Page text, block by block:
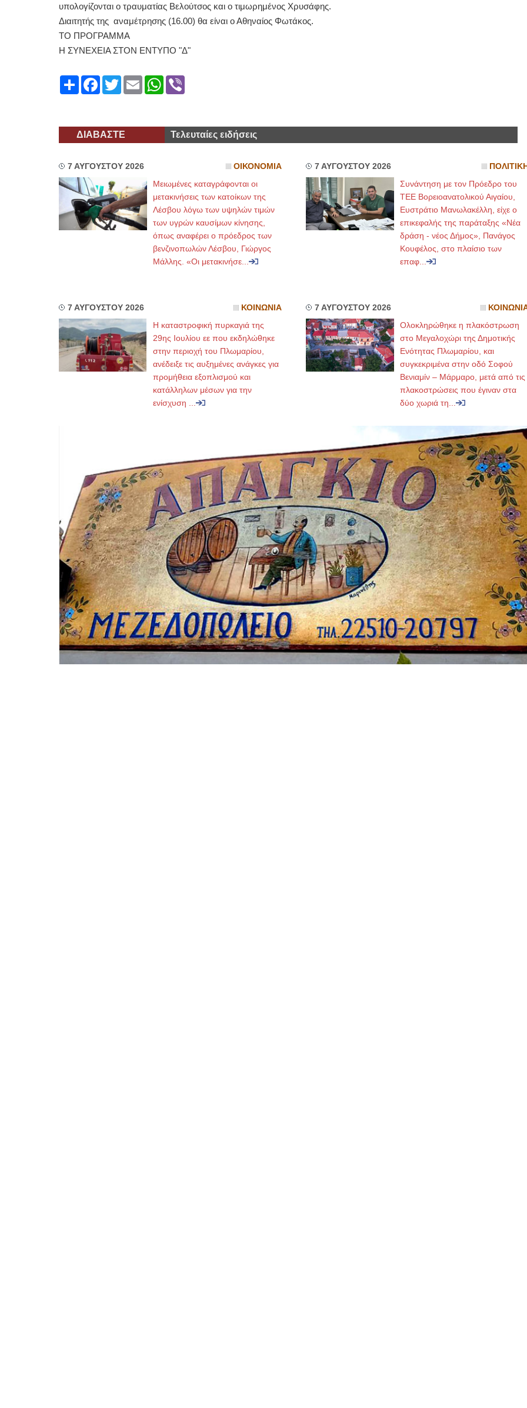
υπολογίζονται ο τραυματίας Βελούτσος και ο τιμωρημένος Χρυσάφης.
Διαιτητής της αναμέτρησης (16.00) θα είναι ο Αθηναίος Φωτάκος.
ΤΟ ΠΡΟΓΡΑΜΜΑ
Η ΣΥΝΕΧΕΙΑ ΣΤΟΝ ΕΝΤΥΠΟ "Δ"
ShareFacebook
TwitterEmailWhatsApp
Viber
ΔΙΑΒΑΣΤΕ Τελευταίες ειδήσεις
7 ΑΥΓΟΥΣΤΟΥ 2026 ΟΙΚΟΝΟΜΙΑ
Μειωμένες καταγράφονται οι
μετακινήσεις των κατοίκων της
Λέσβου λόγω των υψηλών τιμών
των υγρών καυσίμων κίνησης,
όπως αναφέρει ο πρόεδρος των
βενζινοπωλών Λέσβου, Γιώργος
Μάλλης. «Οι μετακινήσε...
7 ΑΥΓΟΥΣΤΟΥ 2026 ΠΟΛΙΤΙΚΗ
Συνάντηση με τον Πρόεδρο του
ΤΕΕ Βορειοανατολικού Αιγαίου,
Ευστράτιο Μανωλακέλλη, είχε ο
επικεφαλής της παράταξης «Νέα
δράση - νέος Δήμος», Πανάγος
Κουφέλος, στο πλαίσιο των
επαφ...
7 ΑΥΓΟΥΣΤΟΥ 2026 ΚΟΙΝΩΝΙΑ
Η καταστροφική πυρκαγιά της
29ης Ιουλίου εε που εκδηλώθηκε
στην περιοχή του Πλωμαρίου,
ανέδειξε τις αυξημένες ανάγκες για
προμήθεια εξοπλισμού και
κατάλληλων μέσων για την
ενίσχυση ...
7 ΑΥΓΟΥΣΤΟΥ 2026
Ολοκληρώθηκε η πλακόστρωση
στο Μεγαλοχώρι της Δημοτικής
Ενότητας Πλωμαρίου, και
συγκεκριμένα στην οδό Σοφού
Βενιαμίν – Μάρμαρο, μετά από τις
πλακοστρώσεις που έγιναν στα
δύο χωριά τη...